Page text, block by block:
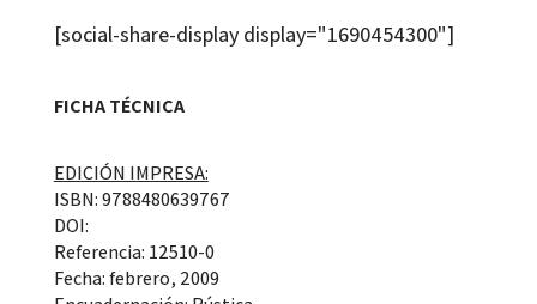
[social-share-display display="1690454300"]
FICHA TÉCNICA
EDICIÓN IMPRESA:
ISBN: 9788480639767
DOI:
Referencia: 12510-0
Fecha: febrero, 2009